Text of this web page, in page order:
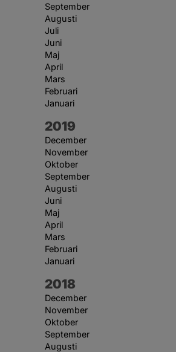
September
Augusti
Juli
Juni
Maj
April
Mars
Februari
Januari
År:
2019
December
November
Oktober
September
Augusti
Juni
Maj
April
Mars
Februari
Januari
År:
2018
December
November
Oktober
September
Augusti